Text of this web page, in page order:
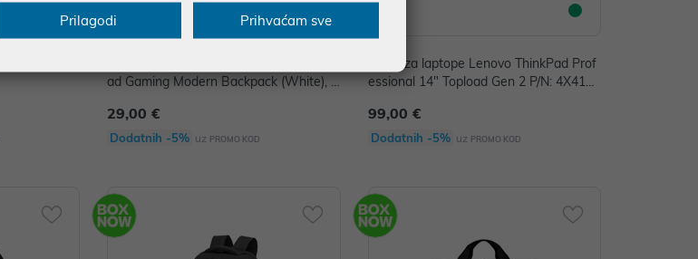
ad Gaming Modern Backpack (White), G
29,00 €
Dodatnih -5% uz PROMO KOD
Torba za laptope Lenovo ThinkPad Prof
essional 14" Topload Gen 2 P/N: 4X41M
99,00 €
Dodatnih -5% uz PROMO KOD
Prilagodi Prihvaćam sve